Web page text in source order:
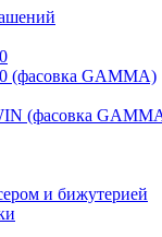
(фасовка GAMMA)
(фасовка
и бижутерией